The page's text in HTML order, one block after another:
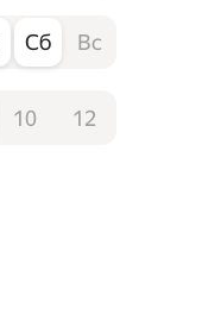
Сб Вс
10 12